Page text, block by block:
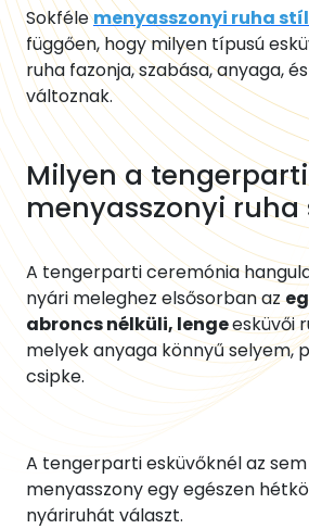
Sokfélemenyasszonyi ruha
függően, hogy milyen típusú
ruha fazonja, szabása, anyaga,
változnak.
Milyen a tengerparti
menyasszonyi ruha
A tengerparti ceremónia
nyári meleghez elsősorban az
abroncs nélküli, lengeesküvői
melyek anyaga könnyű selyem,
csipke.
A tengerparti esküvőknél az
menyasszony egy egészen
nyáriruhát választ.